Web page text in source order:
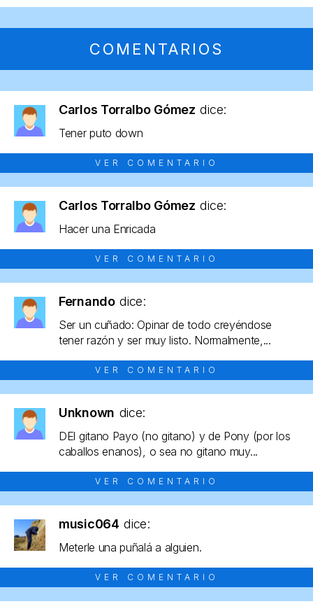
COMENTARIOS
Carlos Torralbo Gómez dice:
Tener puto down
VER COMENTARIO
Carlos Torralbo Gómez dice:
Hacer una Enricada
VER COMENTARIO
Fernando dice:
Ser un cuñado: Opinar de todo creyéndose
tener razón y ser muy listo. Normalmente,...
VER COMENTARIO
Unknown dice:
DEl gitano Payo (no gitano) y de Pony (por los
caballos enanos), o sea no gitano muy...
VER COMENTARIO
music064 dice:
Meterle una puñalá a alguien.
VER COMENTARIO